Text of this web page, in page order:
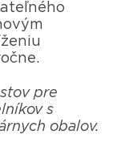
pre
s
obalov.